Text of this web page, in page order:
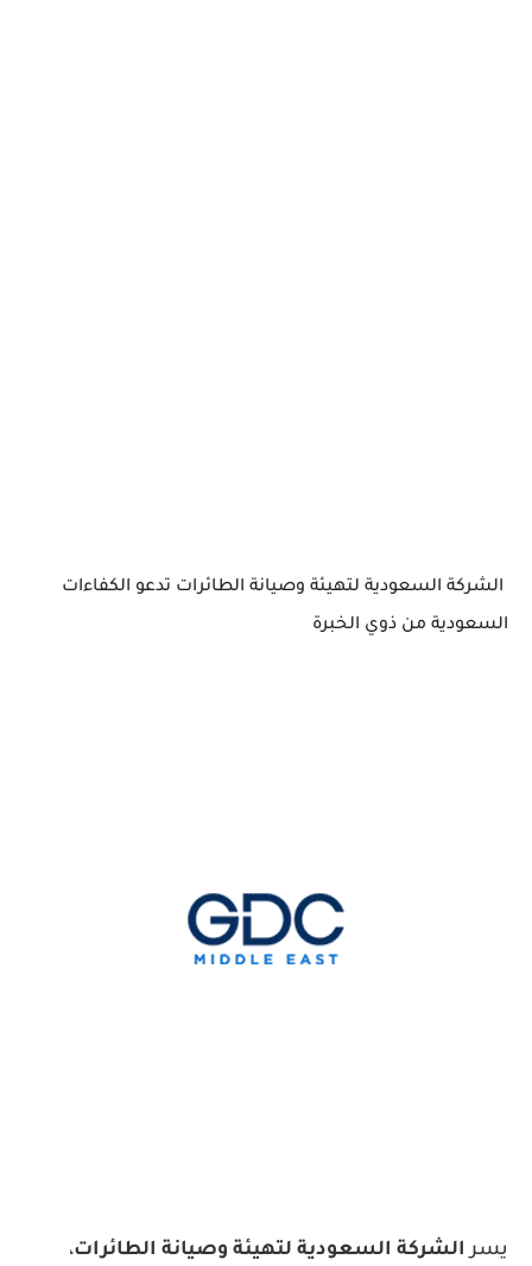
الشركة السعودية لتهيئة وصيانة الطائرات تدعو الكفاءات
السعودية من ذوي الخبرة
يسر الشركة السعودية لتهيئة وصيانة الطائرات،